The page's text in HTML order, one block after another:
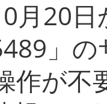
月20
」
作が不